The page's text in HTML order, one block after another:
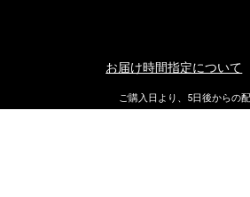
お届け時間指定について
ご購入日より、5日後からの